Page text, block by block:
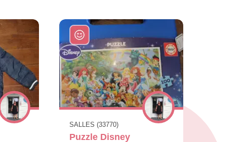
SALLES (33770)
Puzzle Disney